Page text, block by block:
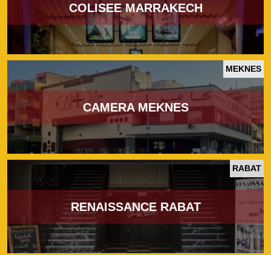
COLISEE MARRAKECH
MEKNES
CAMERA MEKNES
RABAT
RENAISSANCE RABAT